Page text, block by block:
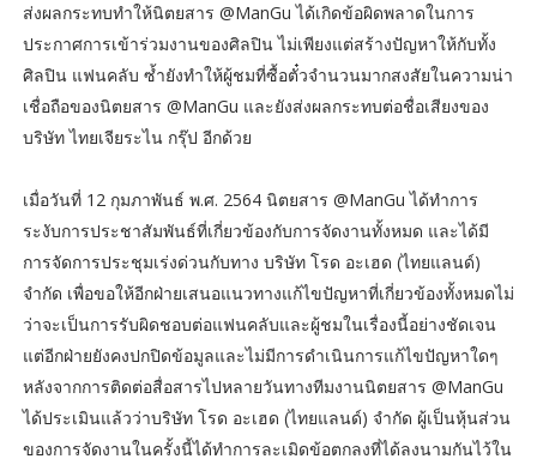
ส่งผลกระทบทำให้นิตยสาร @ManGu ได้เกิดข้อผิดพลาดในการ
ประกาศการเข้าร่วมงานของศิลปิน ไม่เพียงแต่สร้างปัญหาให้กับทั้ง
ศิลปิน แฟนคลับ ซ้ำยังทำให้ผู้ชมที่ซื้อตั๋วจำนวนมากสงสัยในความน่า
เชื่อถือของนิตยสาร @ManGu และยังส่งผลกระทบต่อชื่อเสียงของ
บริษัท ไทยเจียระไน กรุ๊ป อีกด้วย
เมื่อวันที่ 12 กุมภาพันธ์ พ.ศ. 2564 นิตยสาร @ManGu ได้ทำการ
ระงับการประชาสัมพันธ์ที่เกี่ยวข้องกับการจัดงานทั้งหมด และได้มี
การจัดการประชุมเร่งด่วนกับทาง บริษัท โรด อะเฮด (ไทยแลนด์)
จำกัด เพื่อขอให้อีกฝ่ายเสนอแนวทางแก้ไขปัญหาที่เกี่ยวข้องทั้งหมดไม่
ว่าจะเป็นการรับผิดชอบต่อแฟนคลับและผู้ชมในเรื่องนี้อย่างชัดเจน
แต่อีกฝ่ายยังคงปกปิดข้อมูลและไม่มีการดำเนินการแก้ไขปัญหาใดๆ
หลังจากการติดต่อสื่อสารไปหลายวันทางทีมงานนิตยสาร @ManGu
ได้ประเมินแล้วว่าบริษัท โรด อะเฮด (ไทยแลนด์) จำกัด ผู้เป็นหุ้นส่วน
ของการจัดงานในครั้งนี้ได้ทำการละเมิดข้อตกลงที่ได้ลงนามกันไว้ใน